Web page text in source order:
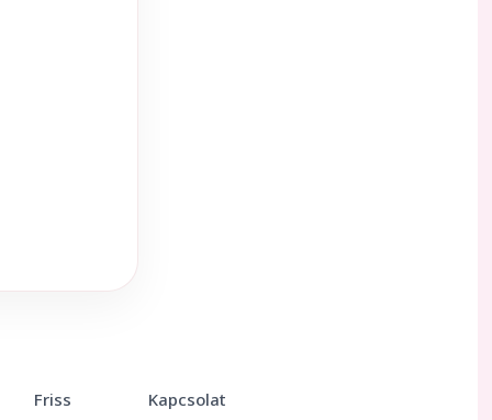
Friss Kapcsolat